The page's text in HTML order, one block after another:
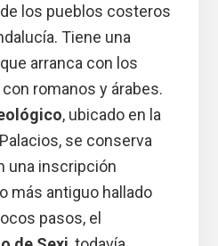
los pueblos costeros
Tiene una
arranca con los
romanos y árabes.
, ubicado en la
se conserva
una inscripción
más antiguo hallado
pasos, el